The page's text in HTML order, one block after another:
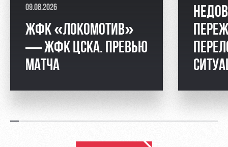
09.08.2026
ЖФК «ЛОКОМОТИВ»
— ЖФК ЦСКА. ПРЕВЬЮ
МАТЧА